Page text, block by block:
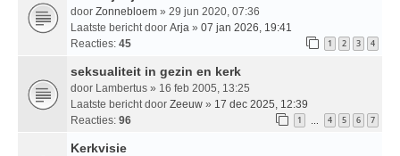
door Zonnebloem » 29 jun 2020, 07:36
Laatste bericht door Arja » 07 jan 2026, 19:41
Reacties: 45 1 2 3 4
seksualiteit in gezin en kerk
door Lambertus » 16 feb 2005, 13:25
Laatste bericht door Zeeuw » 17 dec 2025, 12:39
Reacties: 96 1 … 4 5 6 7
Kerkvisie